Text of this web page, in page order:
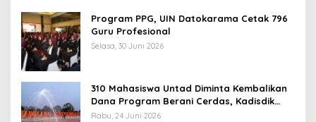
Program PPG, UIN Datokarama Cetak 796
Guru Profesional
Selasa, 30 Juni 2026
310 Mahasiswa Untad Diminta Kembalikan
Dana Program Berani Cerdas, Kadisdik
Sulteng: Tidak Boleh Terima Beasiswa
Rabu, 24 Juni 2026